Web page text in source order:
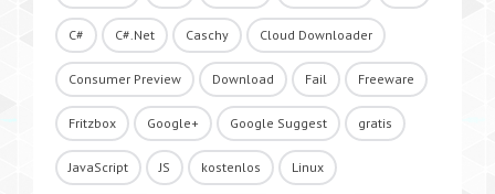
C# C#.Net Caschy Cloud Downloader
Consumer Preview Download Fail Freeware
Fritzbox Google+ Google Suggest gratis
JavaScript JS kostenlos Linux